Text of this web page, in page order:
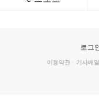
로그
이용약관 · 기사배